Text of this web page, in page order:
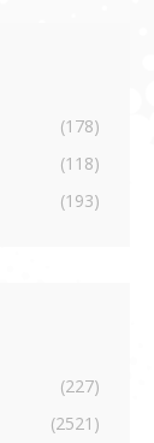
(178)
(118)
(193)
(227)
(2521)